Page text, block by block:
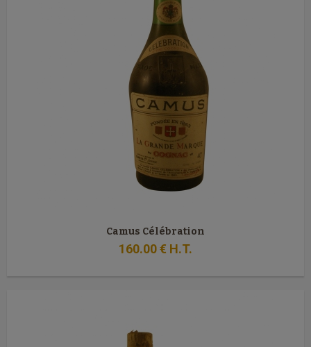
Camus Célébration
160.00€ H.T.